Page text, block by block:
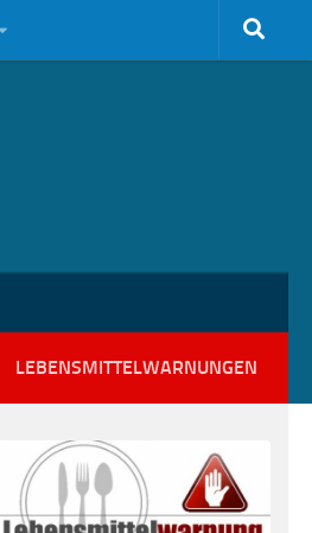
LEBENSMITTELWARNUNGEN